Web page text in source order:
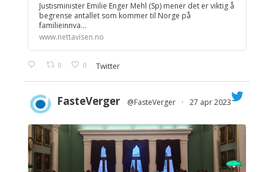
Justisminister Emilie Enger Mehl (Sp) mener det er viktig å
begrense antallet som kommer til Norge på
familieinnva...
www.nettavisen.no
0 0 Twitter
;
FasteVerger @FasteVerger · 27 apr 2023